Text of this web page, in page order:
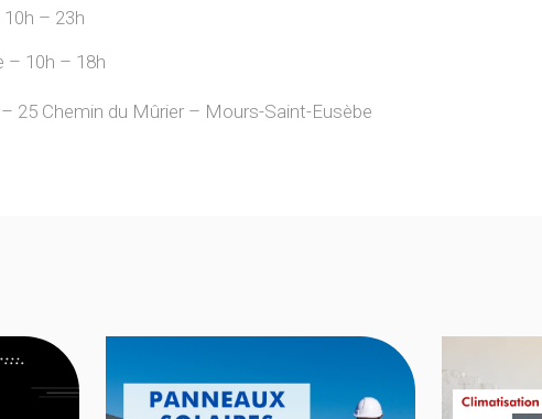
– 23h
– 10h – 18h
– 25 Chemin du Mûrier – Mours-Saint-Eusèbe